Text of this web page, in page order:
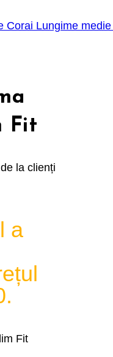
Fit
la clienți
a
Fit